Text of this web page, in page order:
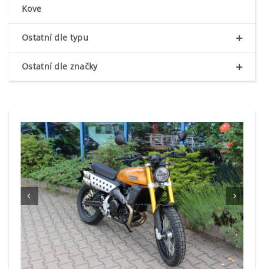
 
Kove
+
Ostatní dle typu
+
Ostatní dle značky